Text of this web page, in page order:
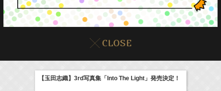
本日の出演情報8/8(Sat) イベント 販売情報
17:55-18:00
(Radio) ラジオドラマ「一建設presents おうちのはなし」 髙橋ひかる
【玉田志織】3rd写真集「Into The Light」発売決定！